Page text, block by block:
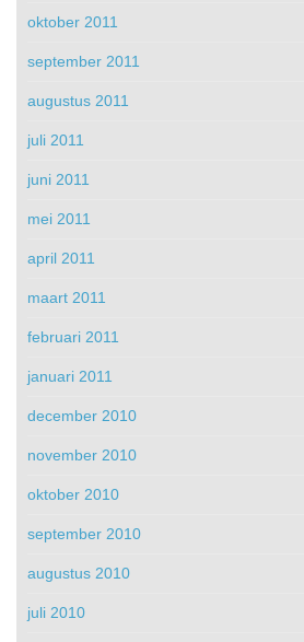
oktober 2011
september 2011
augustus 2011
juli 2011
juni 2011
mei 2011
april 2011
maart 2011
februari 2011
januari 2011
december 2010
november 2010
oktober 2010
september 2010
augustus 2010
juli 2010